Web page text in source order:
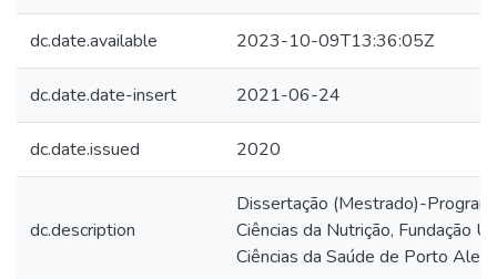
dc.date.available 2023-10-09T13:36:05Z
dc.date.date-insert 2021-06-24
dc.date.issued 2020
dc.description
Dissertação (Mestrado)-
Ciências da Nutrição, Fundação
Ciências da Saúde de Porto